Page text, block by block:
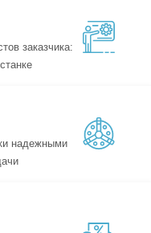
заказчика:
надежными